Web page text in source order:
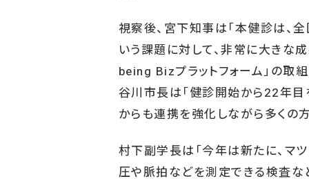
視察後、宮下知事は「本健診は、
いう課題に対して、非常に大きな
being Bizプラットフォーム」の取
谷川市長は「健診開始から22年目
からも連携を強化しながら多くの
村下副学長は「今年は新たに、マ
圧や脈拍などを測定できる検査な